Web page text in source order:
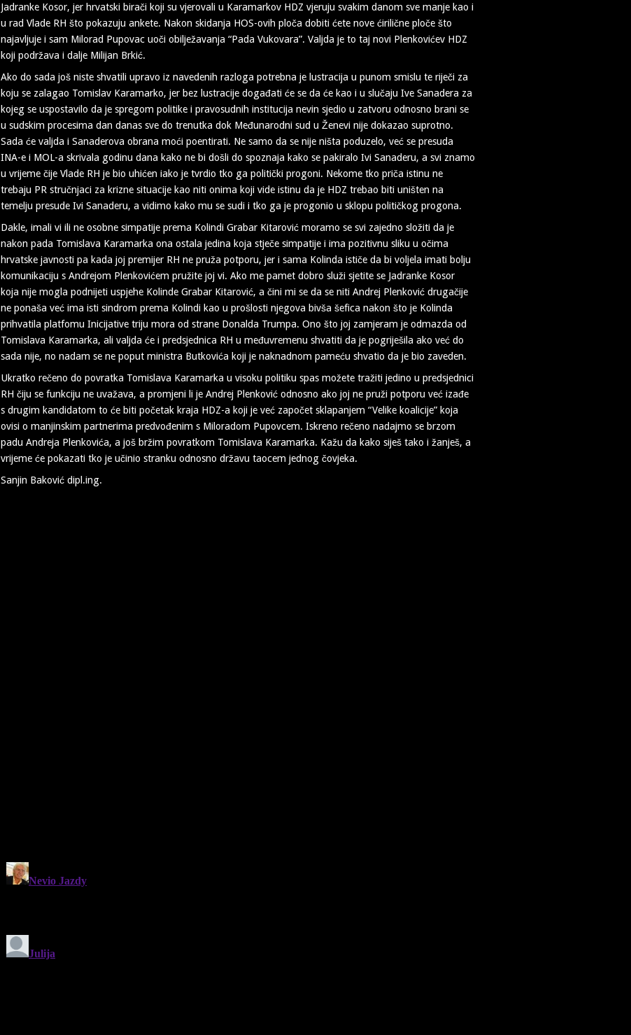
Jadranke Kosor, jer hrvatski birači koji su vjerovali u Karamarkov HDZ vjeruju svakim danom sve manje kao i
u rad Vlade RH što pokazuju ankete. Nakon skidanja HOS-ovih ploča dobiti ćete nove ćirilične ploče što
najavljuje i sam Milorad Pupovac uoči obilježavanja “Pada Vukovara”. Valjda je to taj novi Plenkovićev HDZ
koji podržava i dalje Milijan Brkić.
Ako do sada još niste shvatili upravo iz navedenih razloga potrebna je lustracija u punom smislu te riječi za
koju se zalagao Tomislav Karamarko, jer bez lustracije događati će se da će kao i u slučaju Ive Sanadera za
kojeg se uspostavilo da je spregom politike i pravosudnih institucija nevin sjedio u zatvoru odnosno brani se
u sudskim procesima dan danas sve do trenutka dok Međunarodni sud u Ženevi nije dokazao suprotno.
Sada će valjda i Sanaderova obrana moći poentirati. Ne samo da se nije ništa poduzelo, već se presuda
INA-e i MOL-a skrivala godinu dana kako ne bi došli do spoznaja kako se pakiralo Ivi Sanaderu, a svi znamo
u vrijeme čije Vlade RH je bio uhićen iako je tvrdio tko ga politički progoni. Nekome tko priča istinu ne
trebaju PR stručnjaci za krizne situacije kao niti onima koji vide istinu da je HDZ trebao biti uništen na
temelju presude Ivi Sanaderu, a vidimo kako mu se sudi i tko ga je progonio u sklopu političkog progona.
Dakle, imali vi ili ne osobne simpatije prema Kolindi Grabar Kitarović moramo se svi zajedno složiti da je
nakon pada Tomislava Karamarka ona ostala jedina koja stječe simpatije i ima pozitivnu sliku u očima
hrvatske javnosti pa kada joj premijer RH ne pruža potporu, jer i sama Kolinda ističe da bi voljela imati bolju
komunikaciju s Andrejom Plenkovićem pružite joj vi. Ako me pamet dobro služi sjetite se Jadranke Kosor
koja nije mogla podnijeti uspjehe Kolinde Grabar Kitarović, a čini mi se da se niti Andrej Plenković drugačije
ne ponaša već ima isti sindrom prema Kolindi kao u prošlosti njegova bivša šefica nakon što je Kolinda
prihvatila platfomu Inicijative triju mora od strane Donalda Trumpa. Ono što joj zamjeram je odmazda od
Tomislava Karamarka, ali valjda će i predsjednica RH u međuvremenu shvatiti da je pogriješila ako već do
sada nije, no nadam se ne poput ministra Butkovića koji je naknadnom pameću shvatio da je bio zaveden.
Ukratko rečeno do povratka Tomislava Karamarka u visoku politiku spas možete tražiti jedino u predsjednici
RH čiju se funkciju ne uvažava, a promjeni li je Andrej Plenković odnosno ako joj ne pruži potporu već izađe
s drugim kandidatom to će biti početak kraja HDZ-a koji je već započet sklapanjem “Velike koalicije” koja
ovisi o manjinskim partnerima predvođenim s Miloradom Pupovcem. Iskreno rečeno nadajmo se brzom
padu Andreja Plenkovića, a još bržim povratkom Tomislava Karamarka. Kažu da kako siješ tako i žanješ, a
vrijeme će pokazati tko je učinio stranku odnosno državu taocem jednog čovjeka.
Sanjin Baković dipl.ing.